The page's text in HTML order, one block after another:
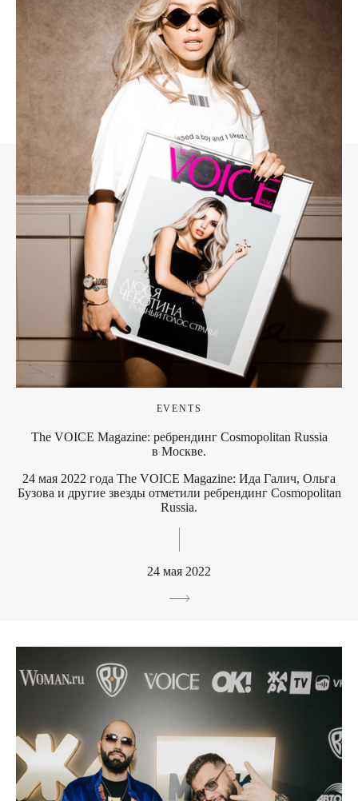
EVENTS
The VOICE Magazine: ребрендинг Cosmopolitan Russia
в Москве.
24 мая 2022 года The VOICE Magazine: Ида Галич, Ольга
Бузова и другие звезды отметили ребрендинг Cosmopolitan
Russia.
24 мая 2022